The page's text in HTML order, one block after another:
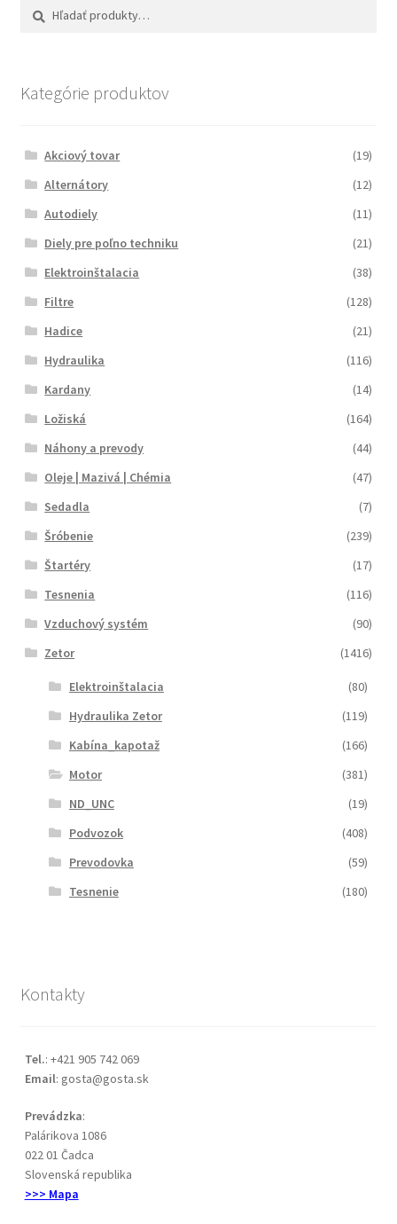
Hľadať:
Vyhľadávanie
Kategórie produktov
Akciový tovar
(19)
Alternátory
(12)
Autodiely
(11)
Diely pre poľno techniku
(21)
Elektroinštalacia
(38)
Filtre
(128)
Hadice
(21)
Hydraulika
(116)
Kardany
(14)
Ložiská
(164)
Náhony a prevody
(44)
Oleje | Mazivá | Chémia
(47)
Sedadla
(7)
Šróbenie
(239)
Štartéry
(17)
Tesnenia
(116)
Vzduchový systém
(90)
Zetor
(1416)
Elektroinštalacia
(80)
Hydraulika Zetor
(119)
Kabína_kapotaž
(166)
Motor
(381)
ND_UNC
(19)
Podvozok
(408)
Prevodovka
(59)
Tesnenie
(180)
Kontakty
Tel.: +421 905 742 069
Email: gosta@gosta.sk
Prevádzka:
Palárikova 1086
022 01 Čadca
Slovenská republika
>>> Mapa